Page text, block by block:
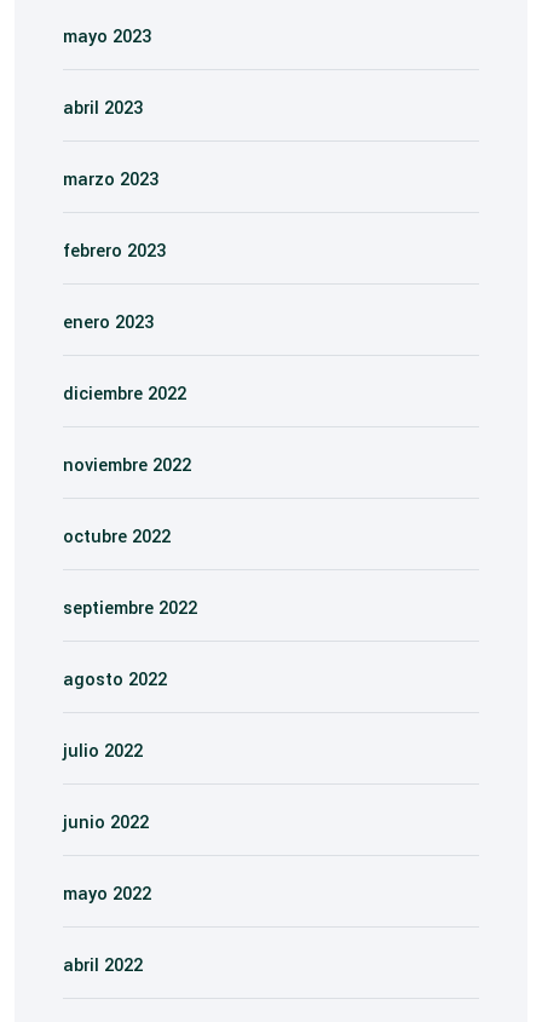
mayo 2023
abril 2023
marzo 2023
febrero 2023
enero 2023
diciembre 2022
noviembre 2022
octubre 2022
septiembre 2022
agosto 2022
julio 2022
junio 2022
mayo 2022
abril 2022